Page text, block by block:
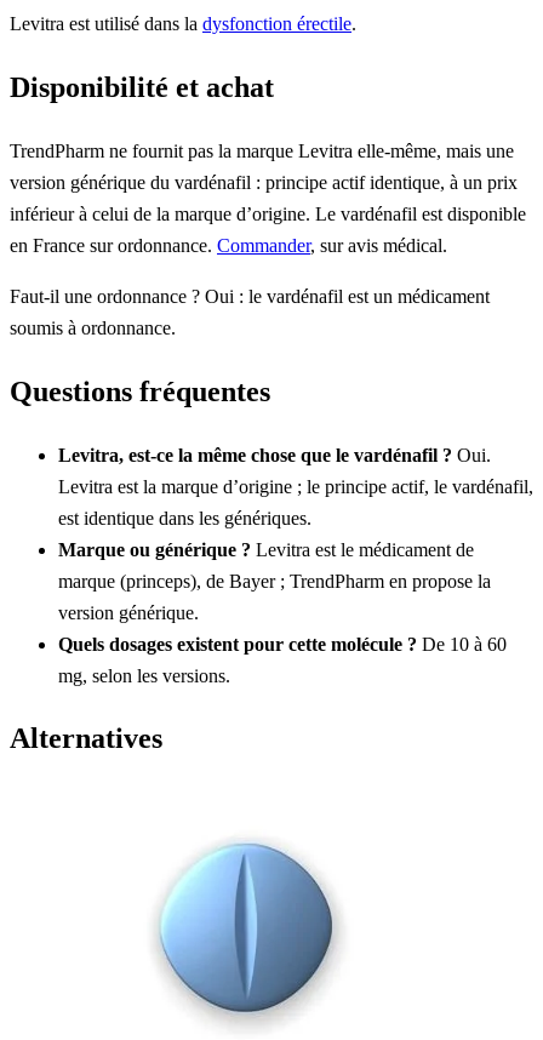
Levitra est utilisé dans la dysfonction érectile.
Disponibilité et achat
TrendPharm ne fournit pas la marque Levitra elle-même, mais une
version générique du vardénafil : principe actif identique, à un prix
inférieur à celui de la marque d’origine. Le vardénafil est disponible
en France sur ordonnance. Commander, sur avis médical.
Faut-il une ordonnance ? Oui : le vardénafil est un médicament
soumis à ordonnance.
Questions fréquentes
Levitra, est-ce la même chose que le vardénafil ? Oui.
Levitra est la marque d’origine ; le principe actif, le vardénafil,
est identique dans les génériques.
Marque ou générique ? Levitra est le médicament de
marque (princeps), de Bayer ; TrendPharm en propose la
version générique.
Quels dosages existent pour cette molécule ? De 10 à 60
mg, selon les versions.
Alternatives